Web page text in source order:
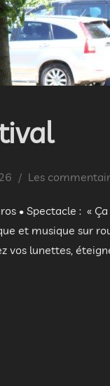
Les
• Spectacle : «
et musique sur
vos lunettes,
DU FESTIVAL »